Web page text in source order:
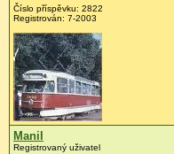
Číslo příspěvku: 2822
Registrován: 7-2003
Manil
Registrovaný uživatel